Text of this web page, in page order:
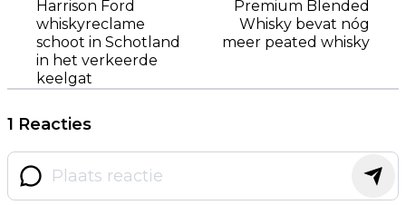
Harrison Ford
whiskyreclame
schoot in Schotland
in het verkeerde
keelgat
Premium Blended
Whisky bevat nóg
meer peated whisky
1 Reacties